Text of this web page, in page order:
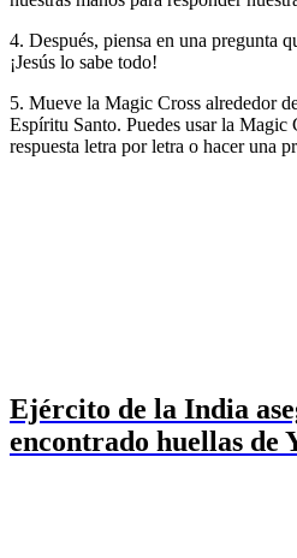
4. Después, piensa en una pregunta
¡Jesús lo sabe todo!
5. Mueve la Magic Cross alrededor
Espíritu Santo. Puedes usar la Magic
respuesta letra por letra o hacer una
Ejército de la India
encontrado huellas de